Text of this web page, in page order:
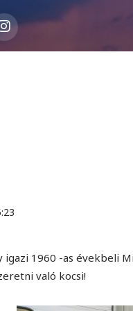
igazi 1960 -as évekbeli
való kocsi!